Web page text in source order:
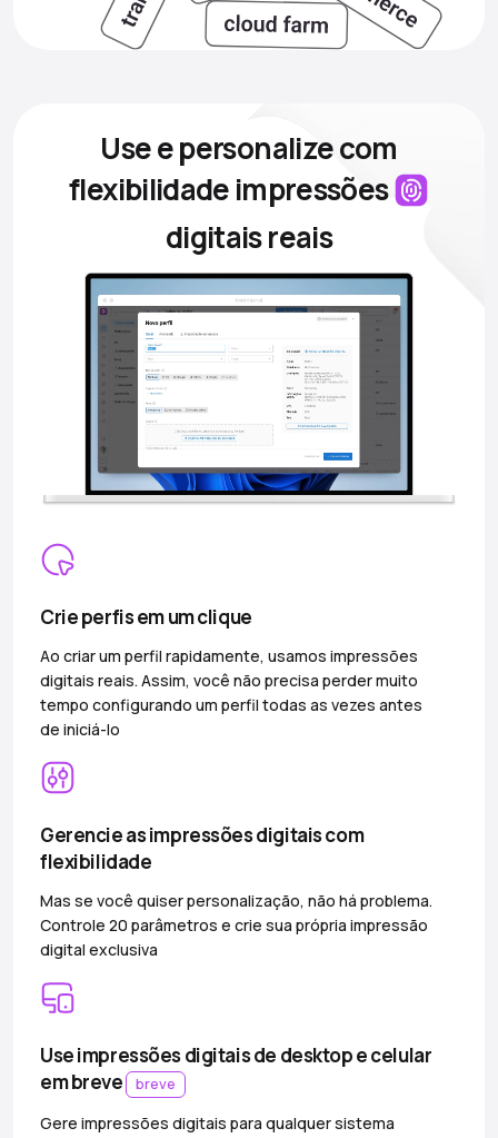
Use e personalize com
flexibilidadeimpressões
digitais reais
Crie perfis em um clique
Ao criar um perfil rapidamente, usamos impressões
digitais reais. Assim, você não precisa perder muito
tempo configurando um perfil todas as vezes antes
de iniciá-lo
Gerencie as impressões digitais com
flexibilidade
Mas se você quiser personalização, não há problema.
Controle 20 parâmetros e crie sua própria impressão
digital exclusiva
Use impressões digitais de desktop e celular
em breve breve
Gere impressões digitais para qualquer sistema